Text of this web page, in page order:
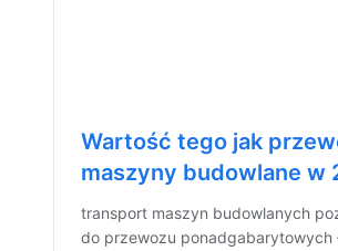
Wartość tego jak
maszyny budowlane w
transport maszyn budowlanych
do przewozu ponadgabarytowych